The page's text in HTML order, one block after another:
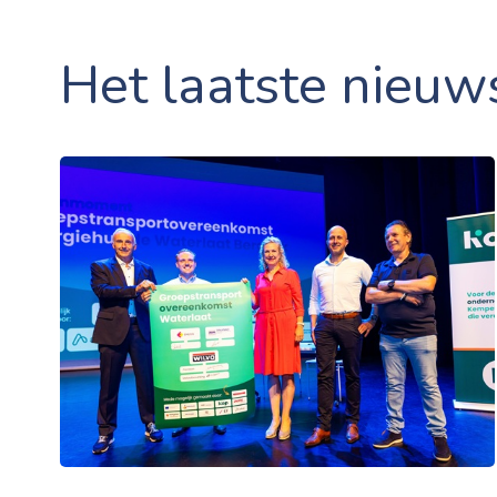
Het laatste